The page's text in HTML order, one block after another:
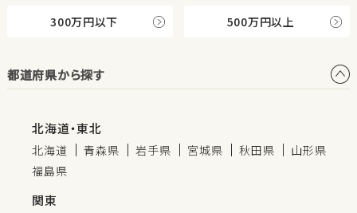
300万円以下 500万円以上
都道府県から探す
北海道・東北
北海道 青森県 岩手県 宮城県 秋田県
山形県
福島県
関東